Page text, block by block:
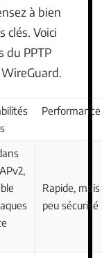
à bien
clés. Voici
du PPTP
Performance
Rapide, mais
peu sécurisé